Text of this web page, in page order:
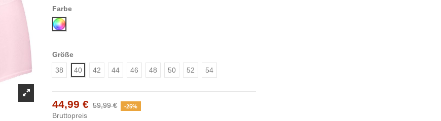
Farbe
Mix
Größe
38
40 42 44 46 48 50 52 54
44,99 € 59,99 € -25%
Bruttopreis